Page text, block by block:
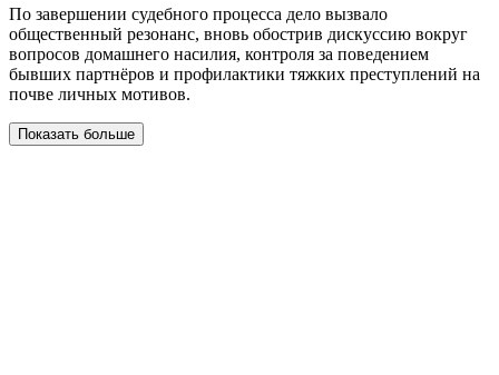
По завершении судебного процесса дело вызвало
общественный резонанс, вновь обострив дискуссию вокруг
вопросов домашнего насилия, контроля за поведением
бывших партнёров и профилактики тяжких преступлений на
почве личных мотивов.
Показать больше